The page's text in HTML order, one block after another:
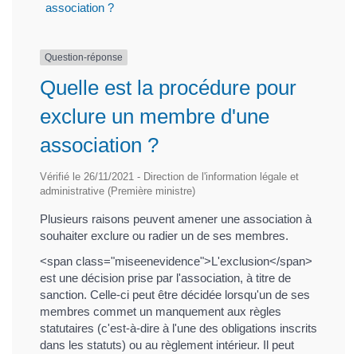
association ?
Question-réponse
Quelle est la procédure pour
exclure un membre d'une
association ?
Vérifié le 26/11/2021 - Direction de l'information légale et
administrative (Première ministre)
Plusieurs raisons peuvent amener une association à
souhaiter exclure ou radier un de ses membres.
<span class="miseenevidence">L'exclusion</span>
est une décision prise par l'association, à titre de
sanction. Celle-ci peut être décidée lorsqu'un de ses
membres commet un manquement aux règles
statutaires (c'est-à-dire à l'une des obligations inscrits
dans les statuts) ou au règlement intérieur. Il peut